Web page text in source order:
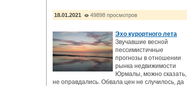
18.01.2021 49898 просмотров
Эхо курортного лета
Звучавшие весной
пессимистичные
прогнозы в отношении
рынка недвижимости
Юрмалы, можно сказать,
не оправдались. Обвала цен не случилось, да